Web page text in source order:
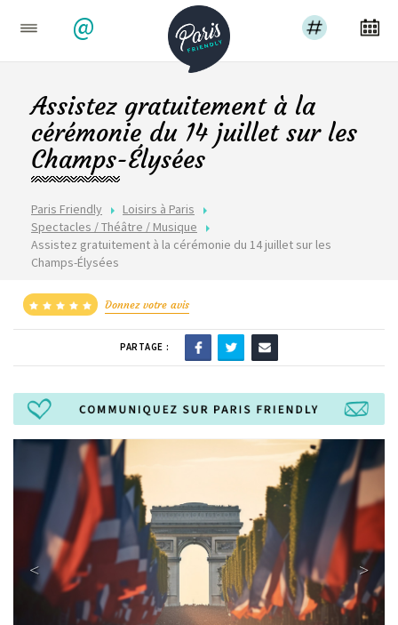
@
Paris Friendly
Loisirs à Paris
Spectacles / Théâtre / Musique
Assistez gratuitement à la cérémonie du 14 juillet sur les
Champs-Élysées
Assistez gratuitement à la
cérémonie du 14 juillet sur les
Champs-Élysées
Donnez votre avis
PARTAGE :